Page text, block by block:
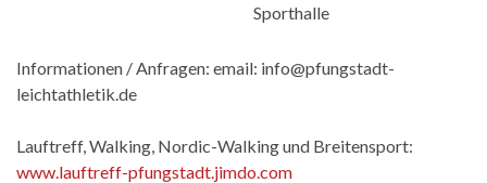
Sporthalle
Informationen / Anfragen: email: info@pfungstadt-
leichtathletik.de
Lauftreff, Walking, Nordic-Walking und Breitensport:
www.lauftreff-pfungstadt.jimdo.com